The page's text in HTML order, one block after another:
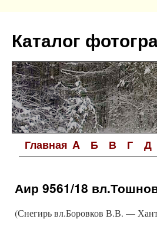
содержимому
Каталог
Главная A Б В Г Д
Аир 9561/18
(Снегирь вл.Боровков В.В. —